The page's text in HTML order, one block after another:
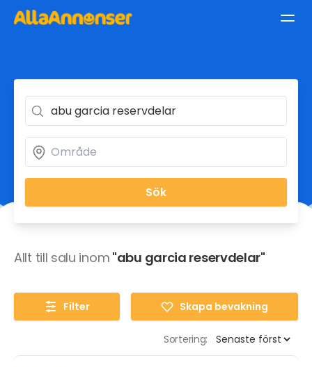
Sök
Allt till salu inom "abu garcia reservdelar"
Filter Skapa bevakning
Sortering: